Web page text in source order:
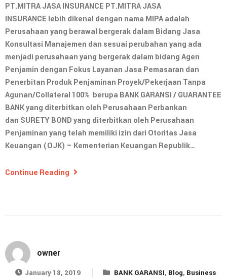
PT.MITRA JASA INSURANCE PT.MITRA JASA
INSURANCE lebih dikenal dengan nama MIPA adalah
Perusahaan yang berawal bergerak dalam Bidang Jasa
Konsultasi Manajemen dan sesuai perubahan yang ada
menjadi perusahaan yang bergerak dalam bidang Agen
Penjamin dengan Fokus Layanan Jasa Pemasaran dan
Penerbitan Produk Penjaminan Proyek/Pekerjaan Tanpa
Agunan/Collateral 100% berupa BANK GARANSI / GUARANTEE
BANK yang diterbitkan oleh Perusahaan Perbankan
dan SURETY BOND yang diterbitkan oleh Perusahaan
Penjaminan yang telah memiliki izin dari Otoritas Jasa
Keuangan (OJK) – Kementerian Keuangan Republik…
Continue Reading
owner
January 18, 2019 BANK GARANSI, Blog, Business